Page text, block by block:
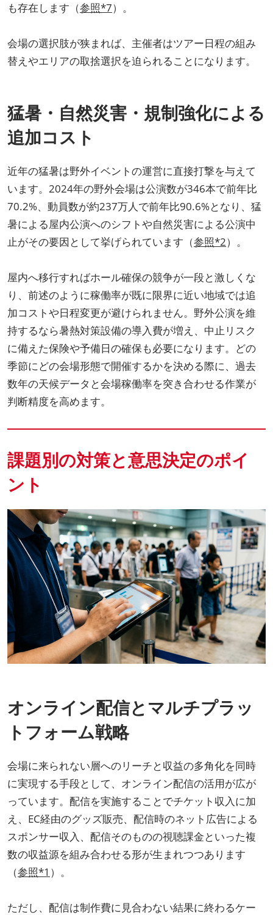
も存在します（参照*7）。
会場の選択肢が狭まれば、主催者はツアー日程の組み
替えやエリアの取捨選択を迫られることになります。
猛暑・自然災害・規制強化による
追加コスト
近年の猛暑は野外イベントの運営に直接打撃を与えて
います。2024年の野外会場は公演数が346本で前年比
70.2%、動員数が約237万人で前年比90.6%となり、猛
暑による屋内公演へのシフトや自然災害による公演中
止がその要因として挙げられています（参照*2）。
屋内へ移行すればホール確保の競争が一段と激しくな
り、前述のように稼働率が既に限界に近い地域では追
加コストや日程変更が避けられません。野外公演を維
持するなら暑熱対策設備の導入費が増え、中止リスク
に備えた保険や予備日の確保も必要になります。どの
季節にどの会場形態で開催するかを決める際に、過去
数年の天候データと会場稼働率を突き合わせる作業が
判断精度を高めます。
課題別の対策と意思決定のポイ
ント
オンライン配信とマルチプラッ
トフォーム戦略
会場に来られない層へのリーチと収益の多角化を同時
に実現する手段として、オンライン配信の活用が広が
っています。配信を実施することでチケット収入に加
え、EC経由のグッズ販売、配信時のネット広告による
スポンサー収入、配信そのものの視聴課金といった複
数の収益源を組み合わせる形が生まれつつあります
（参照*1 ）。
ただし、配信は制作費に見合わない結果に終わるケー